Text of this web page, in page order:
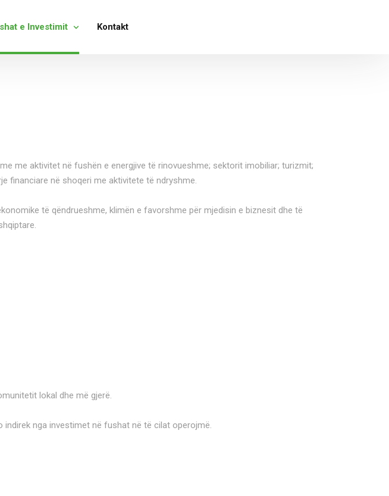
e Investimit Kontakt
me aktivitet në fushën e energjive të rinovueshme; sektorit imobiliar; turizmit;
financiare në shoqeri me aktivitete të ndryshme.
të qëndrueshme, klimën e favorshme për mjedisin e biznesit dhe të
lokal dhe më gjerë.
nga investimet në fushat në të cilat operojmë.